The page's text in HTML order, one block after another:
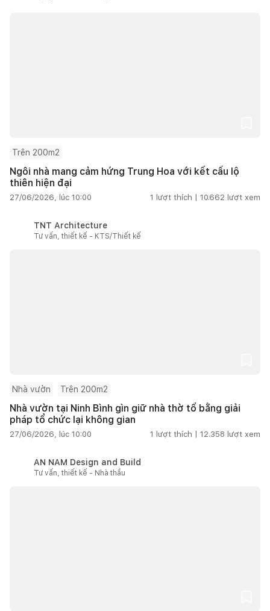
Trên 200m2
Ngôi nhà mang cảm hứng Trung Hoa với kết cấu lộ
thiên hiện đại
27/06/2026, lúc 10:00 1 lượt thích | 10.662 lượt xem
TNT Architecture
Tư vấn, thiết kế - KTS/Thiết kế
Nhà vườn Trên 200m2
Nhà vườn tại Ninh Bình gìn giữ nhà thờ tổ bằng giải
pháp tổ chức lại không gian
27/06/2026, lúc 10:00 1 lượt thích | 12.358 lượt xem
AN NAM Design and Build
Tư vấn, thiết kế - Nhà thầu